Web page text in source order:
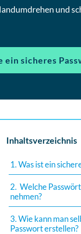
und
ein sicheres
Inhaltsverzeichnis
1. Was ist ein
2. Welche
nehmen?
3. Wie kann man
Passwort erstellen?